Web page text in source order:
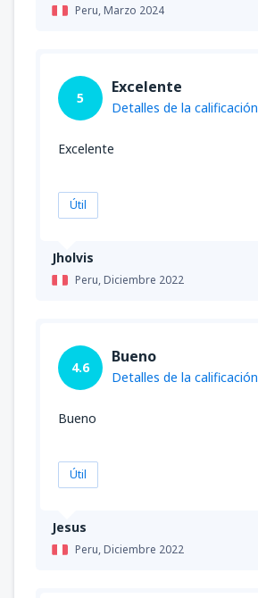
Peru,Marzo 2024
Jholvis
Peru,Diciembre 2022
5
Excelente
Detalles de la calificación
Excelente
Útil
Jesus
Peru,Diciembre 2022
4.6
Bueno
Detalles de la calificación
Bueno
Útil